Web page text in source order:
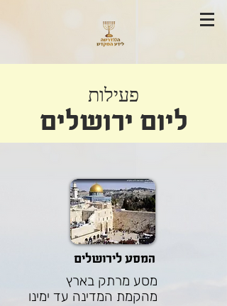
פעילות
ליום ירושלים
המסע לירושלים
מסע מרתק בארץ
מהקמת המדינה עד ימינו